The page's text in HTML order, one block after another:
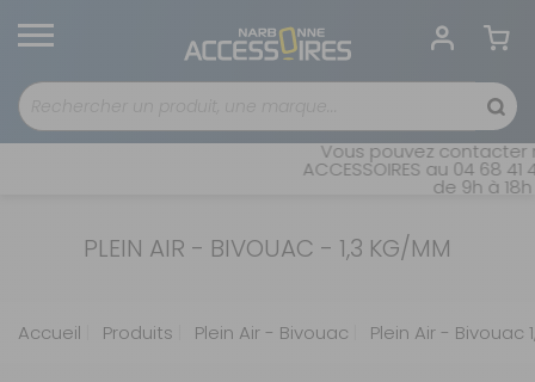
Vous pouvez contacter
ACCESSOIRES au 04 68
de 9h à
PLEIN AIR - BIVOUAC - 1,3 KG/MM
Accueil Produits Plein Air - Bivouac Plein Air - Bivouac